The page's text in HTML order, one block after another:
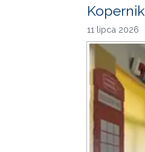
11 lipca 2026